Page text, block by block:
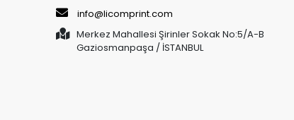
info@licomprint.com
Merkez Mahallesi Şirinler Sokak No:5/A-B
Gaziosmanpaşa / İSTANBUL